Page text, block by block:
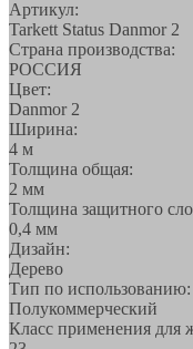
Артикул:
Tarkett Status Danmor 2
Страна производства:
РОССИЯ
Цвет:
Danmor 2
Ширина:
4 м
Толщина общая:
2 мм
Толщина защитного
0,4 мм
Дизайн:
Дерево
Тип по использованию:
Полукоммерческий
Класс применения